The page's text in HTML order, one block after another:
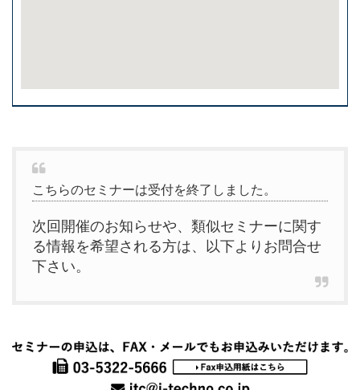
こちらのセミナーは受付を終了しました。
次回開催のお知らせや、類似セミナーに関す
る情報を希望される方は、以下よりお問合せ
下さい。